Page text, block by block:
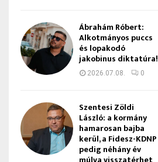
Ábrahám Róbert:
Alkotmányos puccs
és lopakodó
jakobinus diktatúra!
2026.07.08. 0
Szentesi Zöldi
László: a kormány
hamarosan bajba
kerül, a Fidesz-KDNP
pedig néhány év